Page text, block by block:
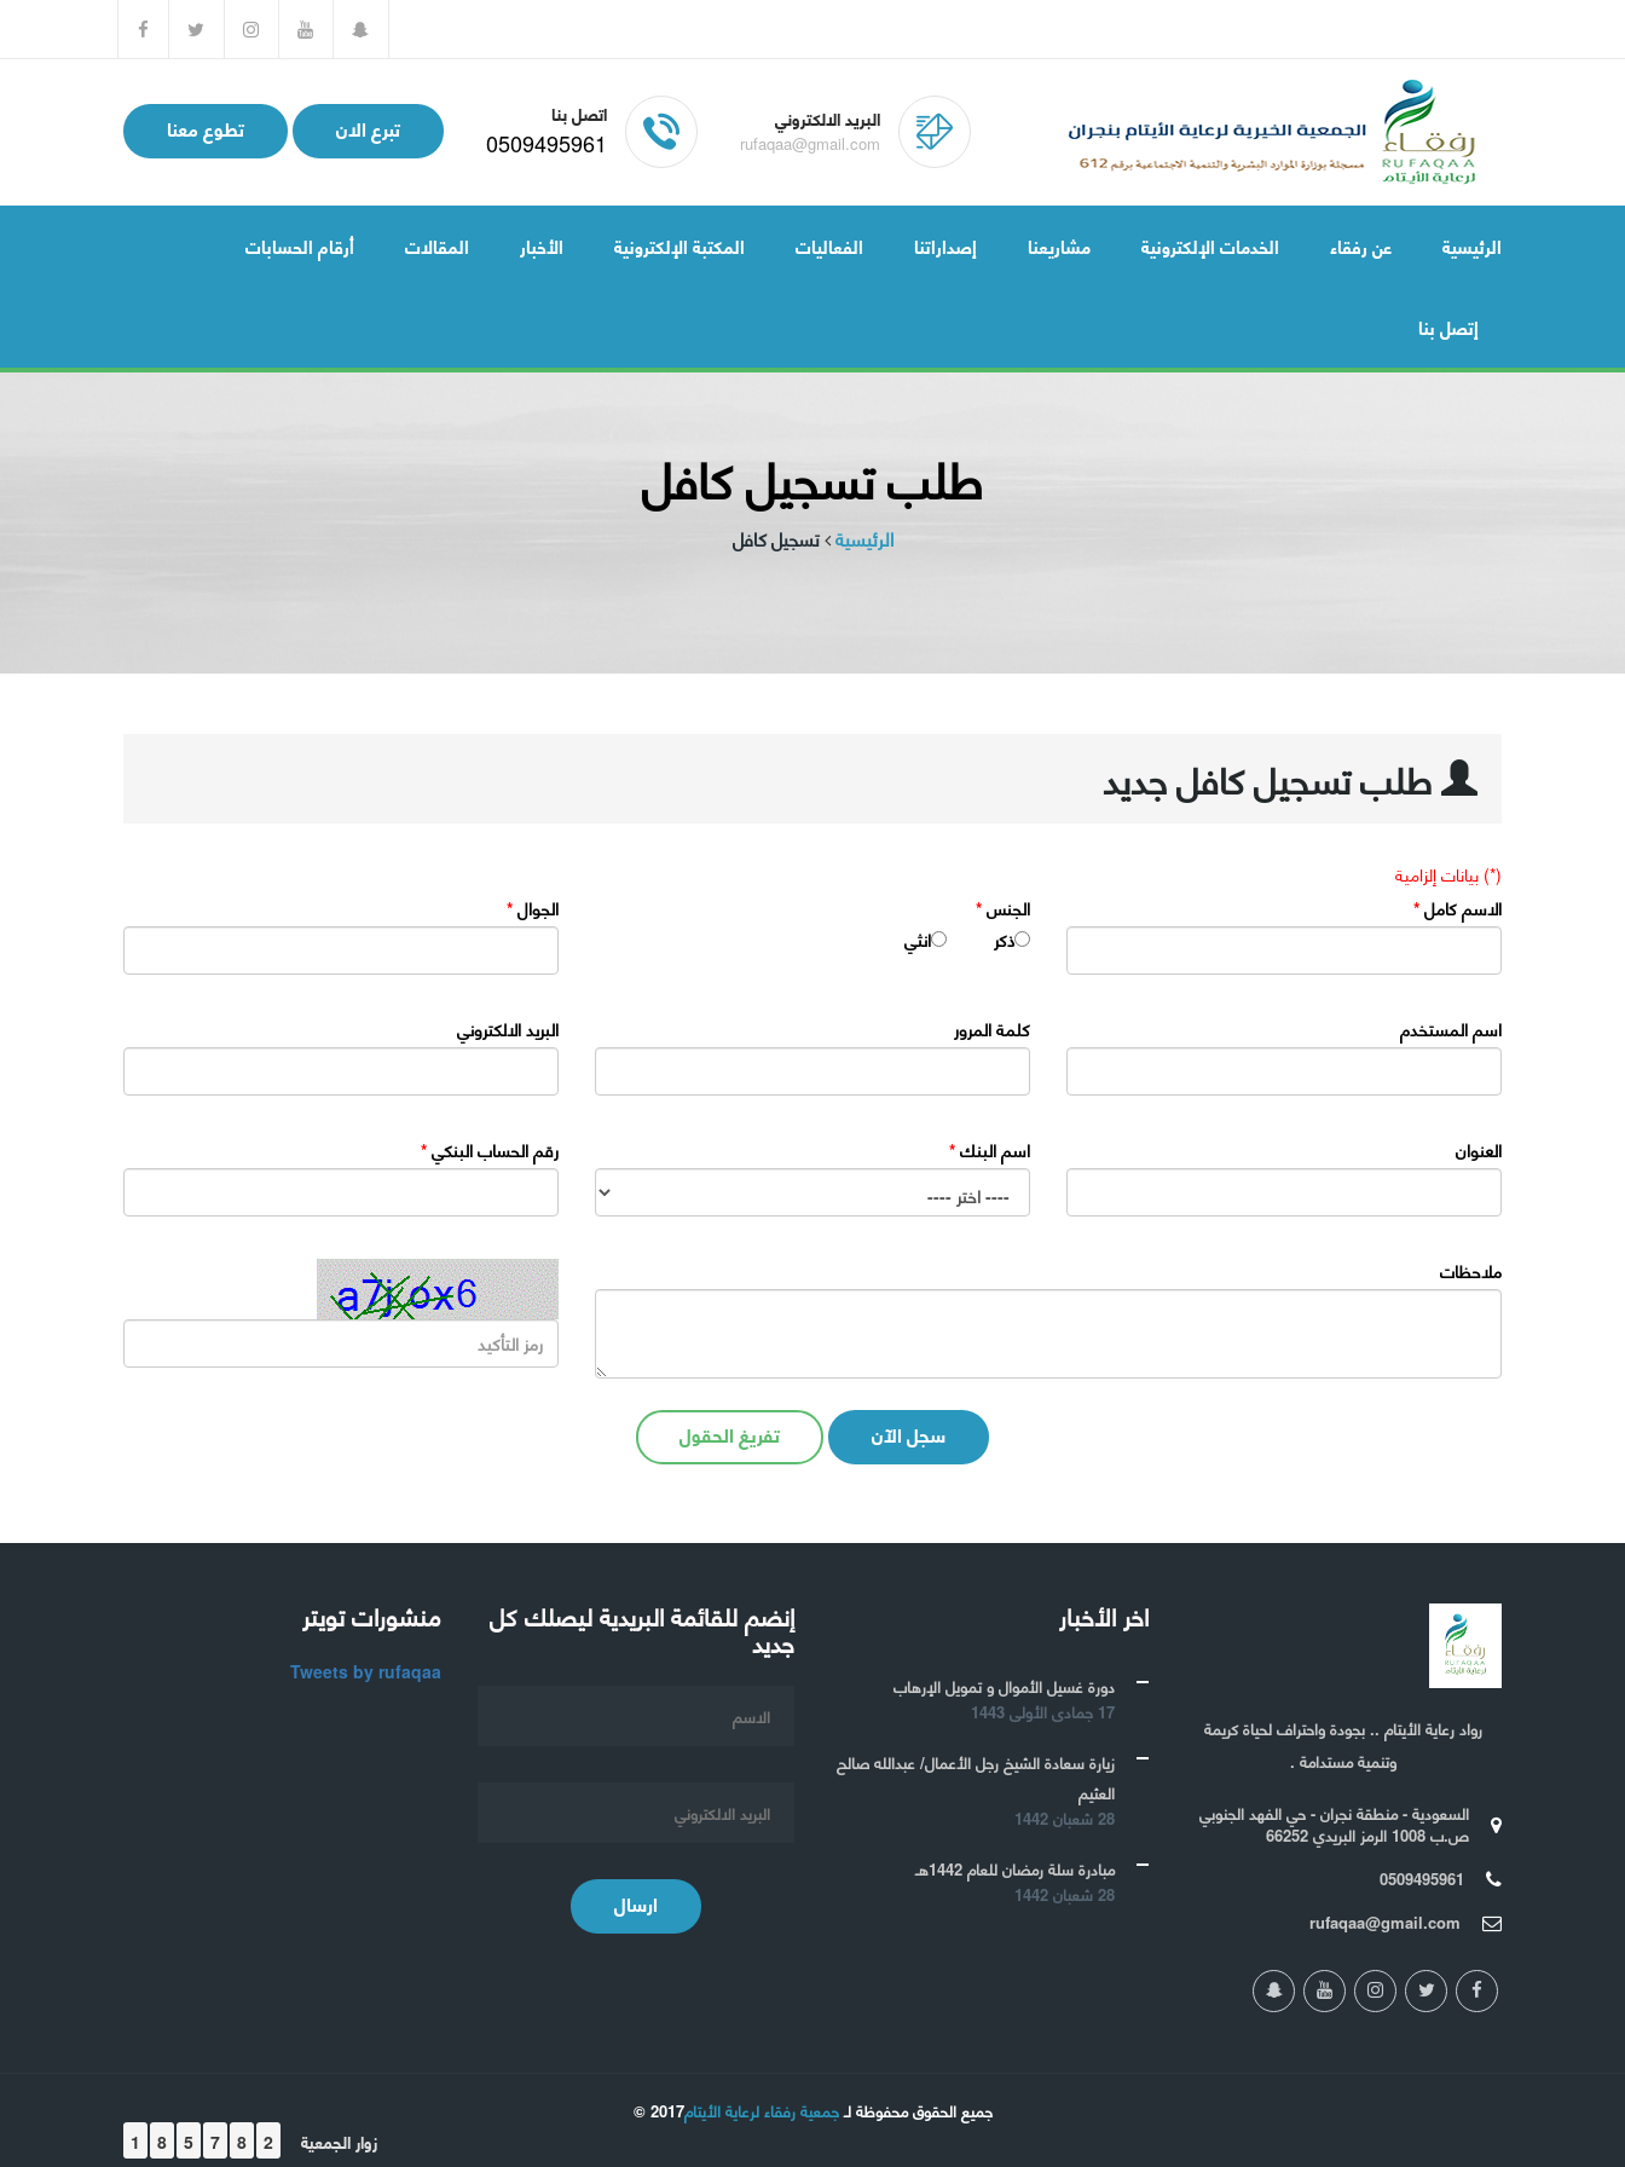
البريد الالكتروني
rufaqaa@gmail.com
اتصل بنا
0509495961 تبرع الان تطوع معنا
الرئيسية عن رفقاء الخدمات الإلكترونية مشاريعنا إصداراتنا الفعاليات المكتبة الإلكترونية الأخبار المقالات أرقام الحسابات
إتصل بنا
طلب تسجيل كافل
الرئيسية تسجيل كافل
طلب تسجيل كافل جديد
(*) بيانات إلزامية
الاسم كامل * الجنس *
ذكر
انثي
الجوال *
اسم المستخدم كلمة المرور البريد الالكتروني
العنوان اسم البنك * رقم الحساب البنكي *
ملاحظات
سجل الآن تفريغ الحقول
رواد رعاية الأيتام .. بجودة واحتراف لحياة كريمة
وتنمية مستدامة .
السعودية - منطقة نجران - حي الفهد الجنوبي
ص.ب 1008 الرمز البريدي 66252
0509495961
rufaqaa@gmail.com
اخر الأخبار
دورة غسيل الأموال و تمويل الإرهاب
17 جمادى الأولى 1443
زيارة سعادة الشيخ رجل الأعمال/ عبدالله صالح
العثيم
28 شعبان 1442
مبادرة سلة رمضان للعام 1442هـ
28 شعبان 1442
إنضم للقائمة البريدية ليصلك كل
جديد
ارسال
منشورات تويتر
Tweets by rufaqaa
جميع الحقوق محفوظة لـجمعية رفقاء لرعاية الأيتام2017 ©
1 8 5 7 8 2 زوار الجمعية